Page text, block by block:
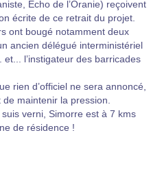
Echo de l’Oranie) reçoivent
écrite de ce retrait du projet.
ont bougé notamment deux
ancien délégué interministériel
et... l’instigateur des barricades
rien d’officiel ne sera annoncé,
maintenir la pression.
verni, Simorre est à 7 kms
de résidence !